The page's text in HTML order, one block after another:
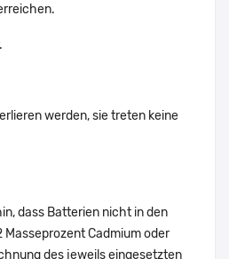
werden, sie treten keine
dass Batterien nicht in den
Cadmium oder
des jeweils eingesetzten